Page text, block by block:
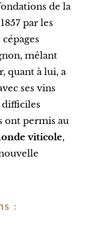
de la
par les
mêlant
quant à lui, a
ses vins
difficiles
ont permis au
viticole,
: